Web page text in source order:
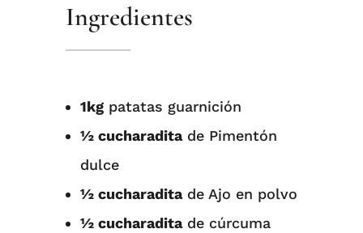
Ingredientes
1kgpatatas guarnición⁠
½ cucharaditade Pimentón
dulce ⁠
½ cucharaditade Ajo en polvo⁠
½ cucharaditade cúrcuma⁠⁠